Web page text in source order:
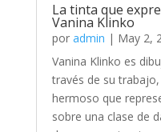
La tinta que
Vanina Klinko
por admin | May 2,
Vanina Klinko es
través de su trabajo,
hermoso que
sobre una clase de